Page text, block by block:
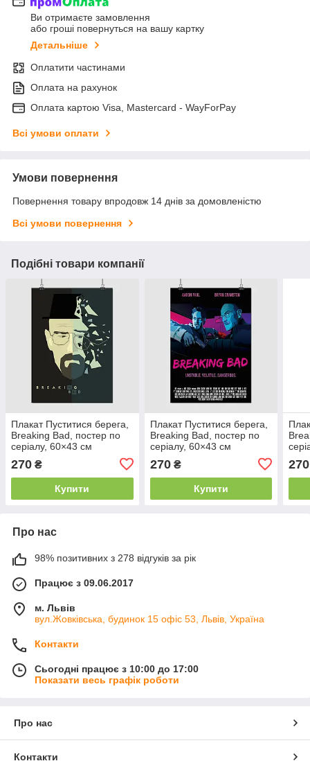
Ви отримаєте замовлення
або гроші повернуться на вашу картку
Детальніше
Оплатити частинами
Оплата на рахунок
Оплата картою Visa, Mastercard - WayForPay
Всі умови оплати
Умови повернення
Повернення товару впродовж 14 днів за домовленістю
Всі умови повернення
Подібні товари компанії
Плакат Пуститися берега,
Breaking Bad, постер по
серіалу, 60×43 см
270 ₴
Купити
Плакат Пуститися берега,
Breaking Bad, постер по
серіалу, 60×43 см
270₴
Купити
270
Про нас
98% позитивних з 278 відгуків за рік
Працює з 09.06.2017
м. Львів
вул.Жовківська, будинок 15 офіс 53, Львів, Україна
Контакти
Сьогодні працює з 10:00 до 17:00
Показати весь графік роботи
Про нас
Контакти